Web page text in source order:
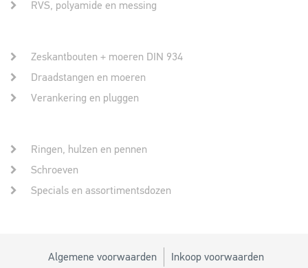
RVS, polyamide en messing
Zeskantbouten + moeren DIN 934
Draadstangen en moeren
Verankering en pluggen
Ringen, hulzen en pennen
Schroeven
Specials en assortimentsdozen
Algemene voorwaarden Inkoop voorwaarden